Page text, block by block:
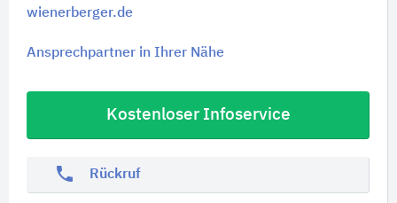
wienerberger.de
Ansprechpartner in Ihrer Nähe
Kostenloser Infoservice
phone Rückruf